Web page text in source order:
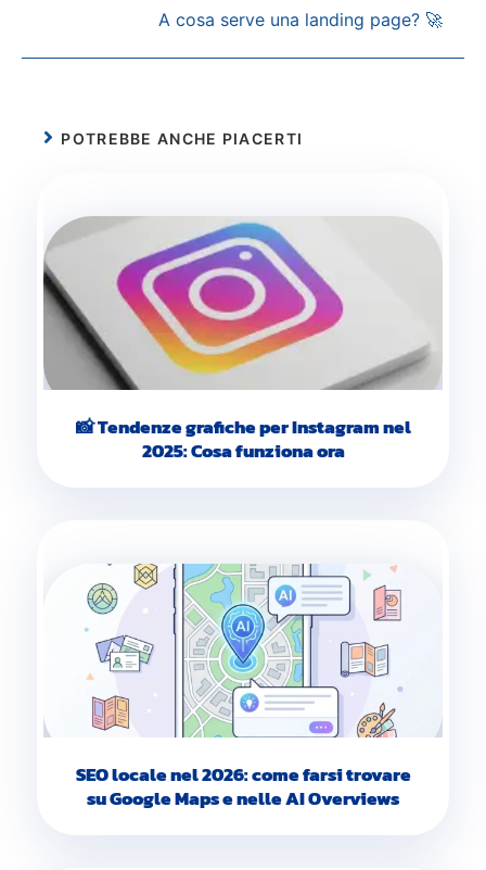
A cosa serve una landing page? 🚀
POTREBBE ANCHE PIACERTI
📸 Tendenze grafiche per Instagram nel
2025: Cosa funziona ora
SEO locale nel 2026: come farsi trovare
su Google Maps e nelle AI Overviews